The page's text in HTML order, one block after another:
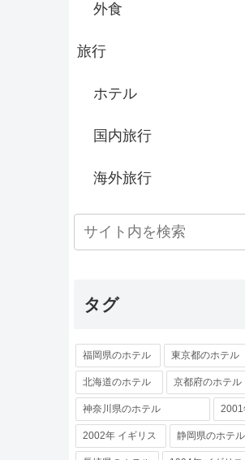
外食
旅行
ホテル
国内旅行
海外旅行
タグ
福岡県のホテル 東京都のホテル
北海道のホテル 京都府のホテル
神奈川県のホテル 2001
2002年 イギリス 静岡県のホテル